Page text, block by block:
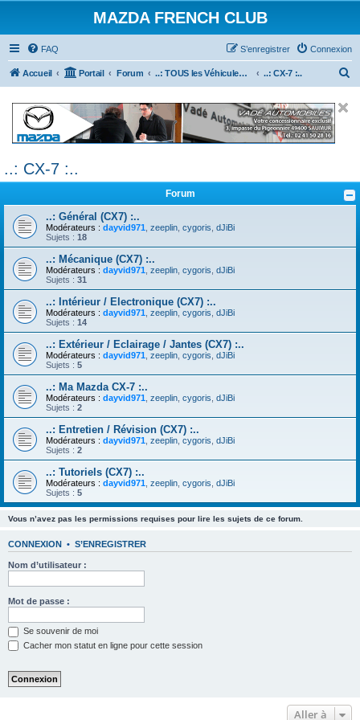
MAZDA FRENCH CLUB
FAQ Connexion
S’enregistrer
Accueil Portail Forum ..: TOUS les Véhicules MAZDA :.. ..: CX-7 :..
c
h
r
..: CX-7 :..
Forum
..: Général (CX7) :..
Modérateurs : dayvid971 zeeplin cygoris dJiBi
Sujets : 18
..: Mécanique (CX7) :..
Modérateurs : dayvid971 zeeplin cygoris dJiBi
Sujets : 31
..: Intérieur / Electronique (CX7) :..
Modérateurs : dayvid971 zeeplin cygoris dJiBi
Sujets : 14
..: Extérieur / Eclairage / Jantes (CX7) :..
Modérateurs : dayvid971 zeeplin cygoris dJiBi
Sujets : 5
..: Ma Mazda CX-7 :..
Modérateurs : dayvid971 zeeplin cygoris dJiBi
Sujets : 2
..: Entretien / Révision (CX7) :..
Modérateurs : dayvid971 zeeplin cygoris dJiBi
Sujets : 2
..: Tutoriels (CX7) :..
Modérateurs : dayvid971 zeeplin cygoris dJiBi
Sujets : 5
Vous n’avez pas les permissions requises pour lire les sujets de ce forum.
CONNEXION • S’ENREGISTRER
Nom d’utilisateur :
Mot de passe :
Se souvenir de moi
Cacher mon statut en ligne pour cette session
Aller à